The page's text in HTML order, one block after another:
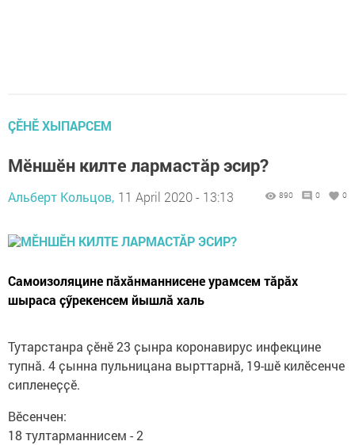
ÇӖНӖ ХЫПАРСЕМ
Мӗншӗн килте лармастӑр эсир?
Альберт Кольцов, 11 April 2020 - 13:13 890 0 0
Самоизоляцине пӑхӑнманнисене урамсем тӑрӑх
шыраса ҫӳрекенсем йышлӑ халь
Тутарстанра ҫӗнӗ 23 ҫынра коронавирус инфекцине
тупнӑ. 4 ҫынна пульницана вырттарнӑ, 19-шӗ килӗсенче
сипленеҫҫӗ.
Вӗсенчен:
18 тултарманнисем - 2